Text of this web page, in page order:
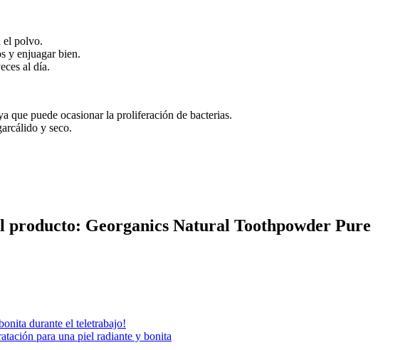
el polvo.
y enjuagar bien.
al día.
que puede ocasionar la proliferación de bacterias.
y seco.
producto: Georganics Natural Toothpowder Pure
durante el teletrabajo!
para una piel radiante y bonita